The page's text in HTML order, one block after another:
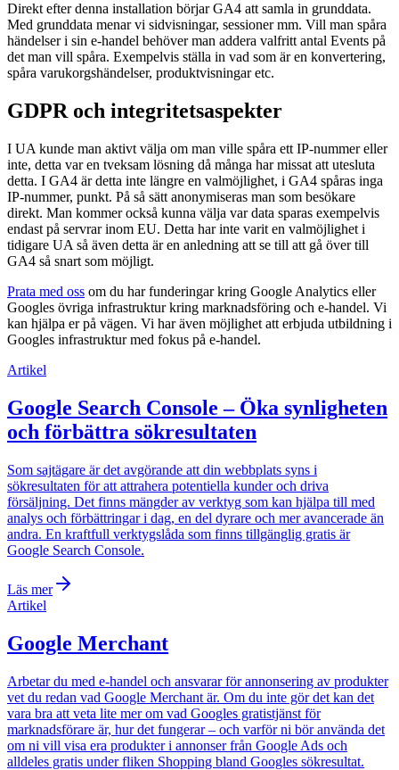
Direkt efter denna installation börjar GA4 att samla in grunddata.
Med grunddata menar vi sidvisningar, sessioner mm. Vill man spåra
händelser i sin e-handel behöver man addera valfritt antal Events på
det man vill spåra. Exempelvis ställa in vad som är en konvertering,
spåra varukorgshändelser, produktvisningar etc.
GDPR och integritetsaspekter
I UA kunde man aktivt välja om man ville spåra ett IP-nummer eller
inte, detta var en tveksam lösning då många har missat att utesluta
detta. I GA4 är detta inte längre en valmöjlighet, i GA4 spåras inga
IP-nummer, punkt. På så sätt anonymiseras man som besökare
direkt. Man kommer också kunna välja var data sparas exempelvis
endast på servrar inom EU. Detta har inte varit en valmöjlighet i
tidigare UA så även detta är en anledning att se till att gå över till
GA4 så snart som möjligt.
Prata med oss om du har funderingar kring Google Analytics eller
Googles övriga infrastruktur kring marknadsföring och e-handel. Vi
kan hjälpa er på vägen. Vi har även möjlighet att erbjuda utbildning i
Googles infrastruktur med fokus på e-handel.
Artikel
Google Search Console – Öka synligheten
och förbättra sökresultaten
Som sajtägare är det avgörande att din webbplats syns i
sökresultaten för att attrahera potentiella kunder och driva
försäljning. Det finns mängder av verktyg som kan hjälpa till med
analys och förbättringar i dag, en del dyrare och mer avancerade än
andra. En kraftfull verktygslåda som finns tillgänglig gratis är
Google Search Console.
Läs mer
Artikel
Google Merchant
Arbetar du med e-handel och ansvarar för annonsering av produkter
vet du redan vad Google Merchant är. Om du inte gör det kan det
vara bra att veta lite mer om vad Googles gratistjänst för
marknadsförare är, hur det fungerar – och varför ni bör använda det
om ni vill visa era produkter i annonser från Google Ads och
alldeles gratis under fliken Shopping bland Googles sökresultat.